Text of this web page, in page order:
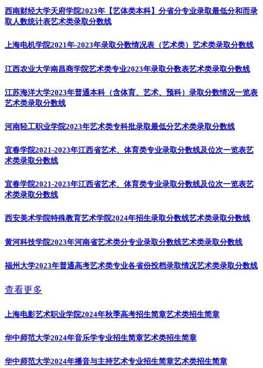
西南财经大学天府学院2023年【艺体类本科】分省分专业录取最低分和而录
取人数统计表艺术类录取分数线
上海电机学院2021年-2023年录取分数情况表（艺术类） 艺术类录取分数线
江西农业大学南昌商学院艺术类专业2023年录取分数表艺术类录取分数线
江苏海洋大学2023年普通本科（含体育、艺术、预科）录取分数情况一览表
艺术类录取分数线
河南轻工职业学院2023年艺术类专科批录取最低分艺术类录取分数线
宜春学院2021-2023年江西省艺术、体育类专业录取分数线及位次一览表艺
术类录取分数线
宜春学院2021-2023年江西省艺术、体育类专业录取分数线及位次一览表艺
术类录取分数线
西安美术学院特殊教育艺术学院2024年招生录取分数线艺术类录取分数线
黄河科技学院2023年河南省艺术类分专业录取分数线艺术类录取分数线
福州大学2023年普通高考艺术类专业各省份投档录取情况艺术类录取分数线
查看更多
上海电影艺术职业学院2024年秋季高考招生简章艺术类招生简章
华中师范大学2024年音乐学专业招生简章艺术类招生简章
华中师范大学2024年播音与主持艺术专业招生简章艺术类招生简章